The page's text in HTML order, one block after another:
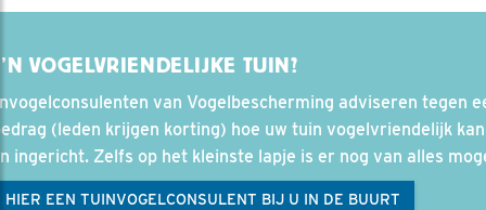
VOGELVRIENDELIJKE TUIN?
van Vogelbescherming adviseren tegen
(leden krijgen korting) hoe uw tuin vogelvriendelijk kan
ingericht. Zelfs op het kleinste lapje is er nog van alles
HIER EEN TUINVOGELCONSULENT BIJ U IN DE BUURT